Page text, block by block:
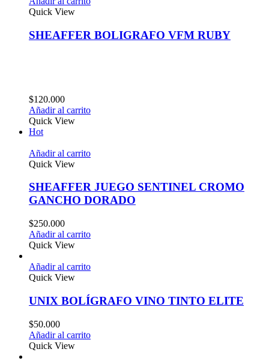
Quick View
SHEAFFER BOLIGRAFO VFM RUBY
$120.000
Añadir al carrito
Quick View
Hot
Añadir al carrito
Quick View
SHEAFFER JUEGO SENTINEL CROMO
GANCHO DORADO
$250.000
Añadir al carrito
Quick View
Añadir al carrito
Quick View
UNIX BOLÍGRAFO VINO TINTO ELITE
$50.000
Añadir al carrito
Quick View